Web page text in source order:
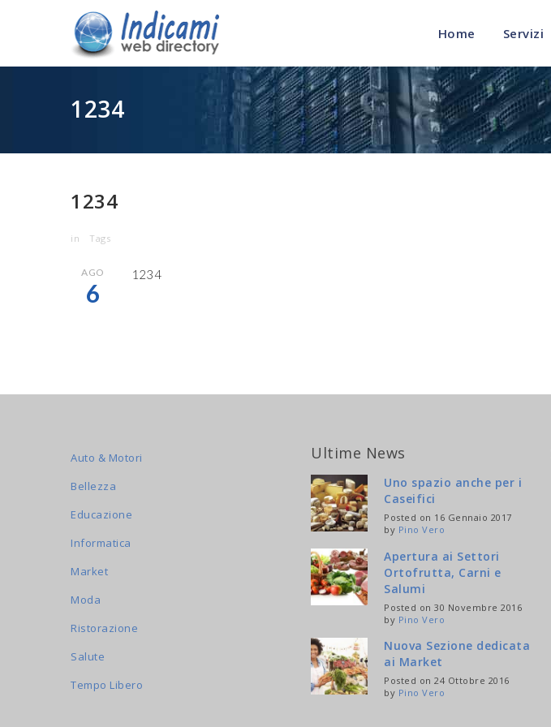
Home Servizi
1234
1234
in Tags
AGO
6
1234
Auto & Motori
Bellezza
Educazione
Informatica
Market
Moda
Ristorazione
Salute
Tempo Libero
Ultime News
Uno spazio anche per i
Caseifici
Posted on 16 Gennaio 2017
by Pino Vero
Apertura ai Settori
Ortofrutta, Carni e
Salumi
Posted on 30 Novembre 2016
by Pino Vero
Nuova Sezione dedicata
ai Market
Posted on 24 Ottobre 2016
by Pino Vero